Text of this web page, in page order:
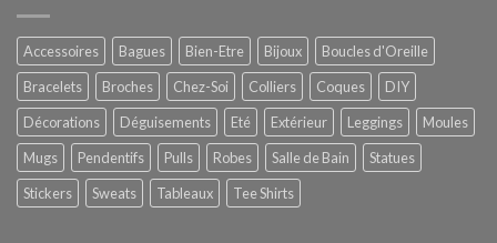
Accessoires Bagues Bien-Etre Bijoux
Boucles d'Oreille
Bracelets
Broches Chez-Soi Colliers Coques
DIY
Décorations
Déguisements Eté Extérieur Leggings
Moules
Mugs
Pendentifs Pulls Robes Salle de Bain
Statues
Stickers
Sweats Tableaux Tee Shirts